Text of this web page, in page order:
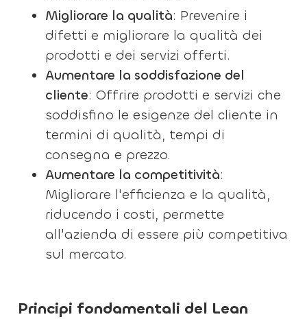
Migliorare la qualità: Prevenire i
difetti e migliorare la qualità dei
prodotti e dei servizi offerti.
Aumentare la soddisfazione del
cliente: Offrire prodotti e servizi che
soddisfino le esigenze del cliente in
termini di qualità, tempi di
consegna e prezzo.
Aumentare la competitività:
Migliorare l'efficienza e la qualità,
riducendo i costi, permette
all'azienda di essere più competitiva
sul mercato.
Principi fondamentali del Lean